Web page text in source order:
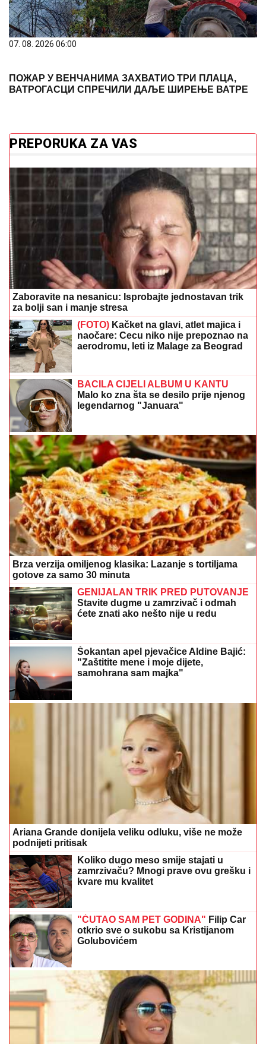
07. 08. 2026 06:00
ПОЖАР У ВЕНЧАНИМА ЗАХВАТИО ТРИ ПЛАЦА,
ВАТРОГАСЦИ СПРЕЧИЛИ ДАЉЕ ШИРЕЊЕ ВАТРЕ
PREPORUKA ZA VAS
Zaboravite na nesanicu: Isprobajte jednostavan trik
za bolji san i manje stresa
(FOTO) Kačket na glavi, atlet majica i
naočare: Cecu niko nije prepoznao na
aerodromu, leti iz Malage za Beograd
BACILA CIJELI ALBUM U KANTU
Malo ko zna šta se desilo prije njenog
legendarnog "Januara"
Brza verzija omiljenog klasika: Lazanje s tortiljama
gotove za samo 30 minuta
GENIJALAN TRIK PRED PUTOVANJE
Stavite dugme u zamrzivač i odmah
ćete znati ako nešto nije u redu
Šokantan apel pjevačice Aldine Bajić:
"Zaštitite mene i moje dijete,
samohrana sam majka"
Ariana Grande donijela veliku odluku, više ne može
podnijeti pritisak
Koliko dugo meso smije stajati u
zamrzivaču? Mnogi prave ovu grešku i
kvare mu kvalitet
"ĆUTAO SAM PET GODINA" Filip Car
otkrio sve o sukobu sa Kristijanom
Golubovićem